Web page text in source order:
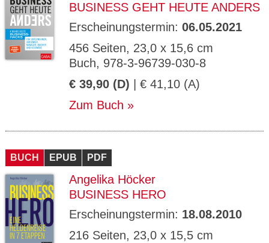
BUSINESS GEHT HEUTE ANDERS
Erscheinungstermin: 06.05.2021
456 Seiten, 23,0 x 15,6 cm
Buch, 978-3-96739-030-8
€ 39,90 (D) | € 41,10 (A)
Zum Buch
BUCH EPUB PDF
Angelika Höcker
BUSINESS HERO
Erscheinungstermin: 18.08.2010
216 Seiten, 23,0 x 15,5 cm